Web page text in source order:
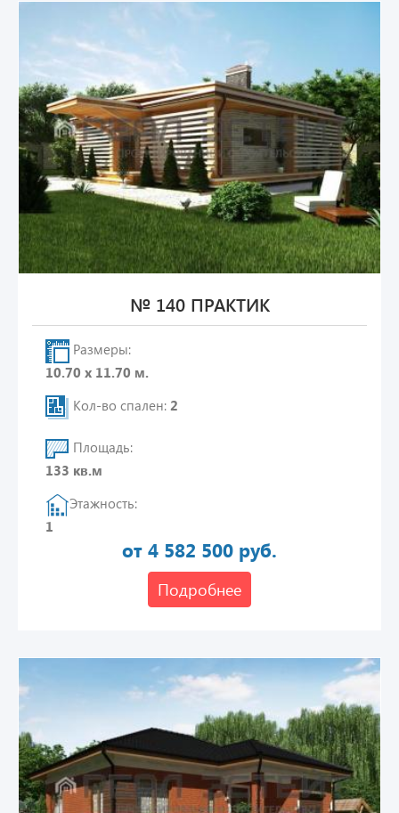
№ 140 ПРАКТИК
Размеры:
10.70 х 11.70 м.
Кол-во спален: 2
Площадь:
133 кв.м
Этажность:
1
от 4 582 500 руб.
Подробнее